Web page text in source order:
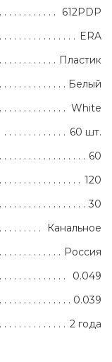
612PDP
ERA
Пластик
Белый
White
60 шт.
60
120
30
Канальное
Россия
0.049
0.039
2 года